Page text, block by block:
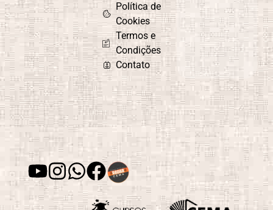
Política de
Cookies
Termos e
Condições
Contato